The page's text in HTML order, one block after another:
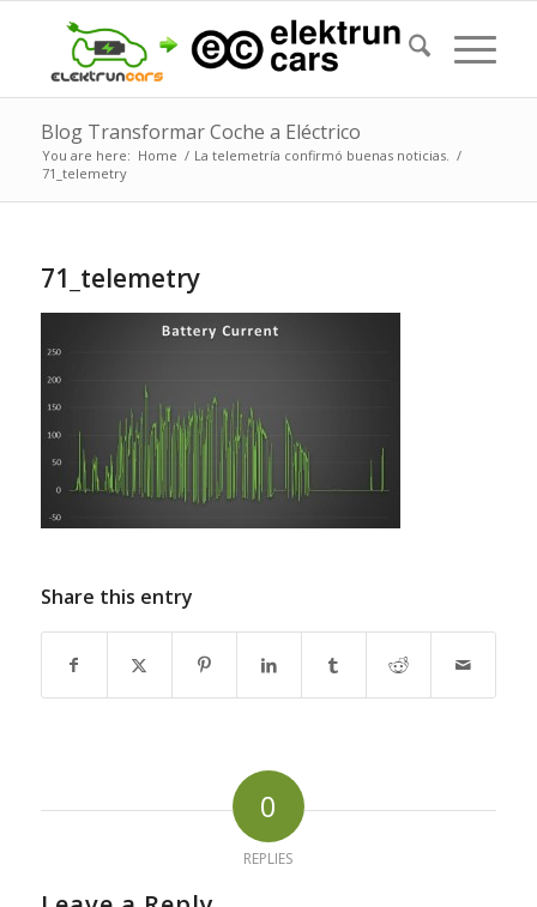
Blog Transformar Coche a Eléctrico
You are here: Home / La telemetría confirmó buenas noticias. /
71_telemetry
71_telemetry
Share this entry
0
REPLIES